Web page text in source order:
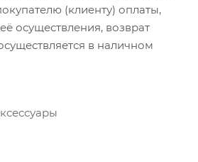
(клиенту) оплаты,
осуществления, возврат
в наличном